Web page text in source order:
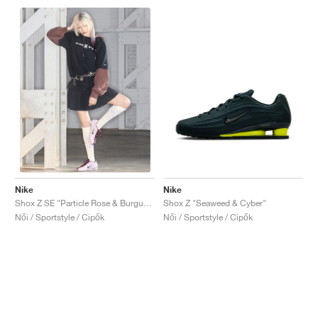
Nike
Shox Z SE "Particle Rose & Burgundy Crush"
Női / Sportstyle / Cipők
Nike
Shox Z "Seaweed & Cyber"
Női / Sportstyle / Cipők